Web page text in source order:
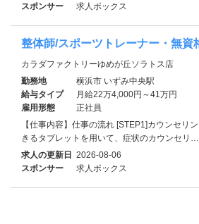
スポンサー
求人ボックス
整体師/スポーツトレーナー・無資
カラダファクトリーゆめが丘ソラトス店
勤務地
横浜市 いずみ中央駅
給与タイプ
月給22万4,000円～41万円
雇用形態
正社員
【仕事内容】仕事の流れ [STEP1]カウンセリ
きるタブレットを用いて、症状のカウンセリ…
求人の更新日 2026-08-06
スポンサー
求人ボックス